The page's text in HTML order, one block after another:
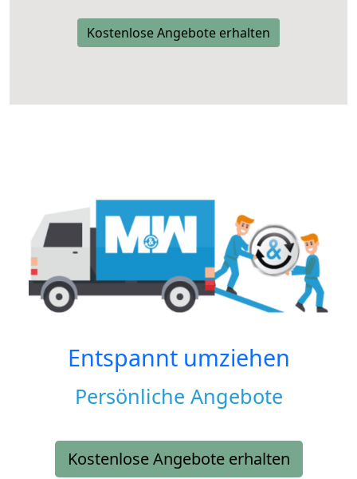
Kostenlose Angebote erhalten
Entspannt umziehen
Persönliche Angebote
Kostenlose Angebote erhalten